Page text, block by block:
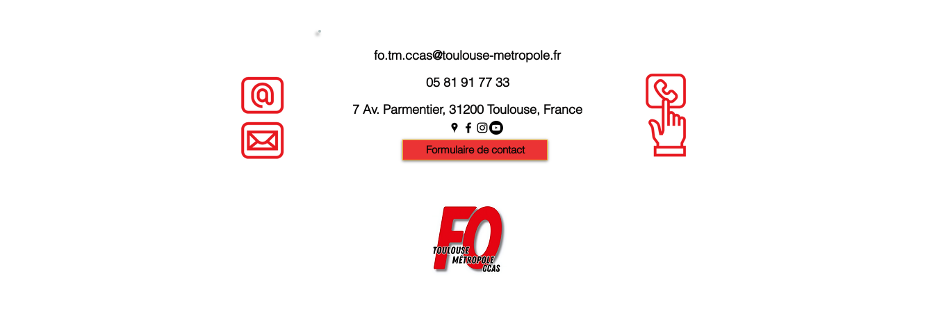
fo.tm.ccas@toulouse-metropole.fr
05 81 91 77 33
7 Av. Parmentier, 31200 Toulouse, France
Formulaire de contact